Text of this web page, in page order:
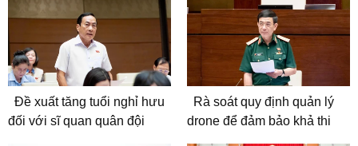
Đề xuất tăng tuổi nghỉ hưu
đối với sĩ quan quân đội
Rà soát quy định quản lý
drone để đảm bảo khả thi